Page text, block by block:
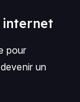
internet
pour
un